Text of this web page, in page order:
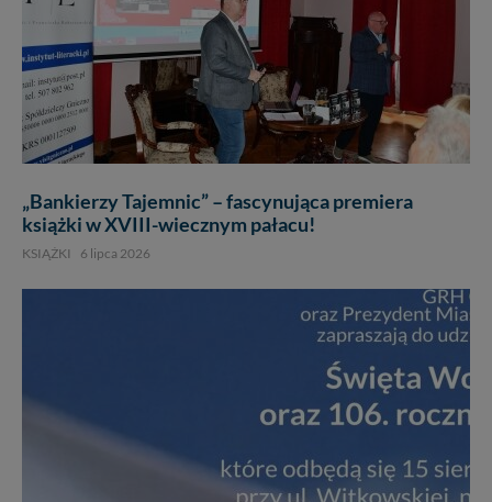
„Bankierzy Tajemnic” – fascynująca premiera
książki w XVIII-wiecznym pałacu!
KSIĄŻKI 6 lipca 2026